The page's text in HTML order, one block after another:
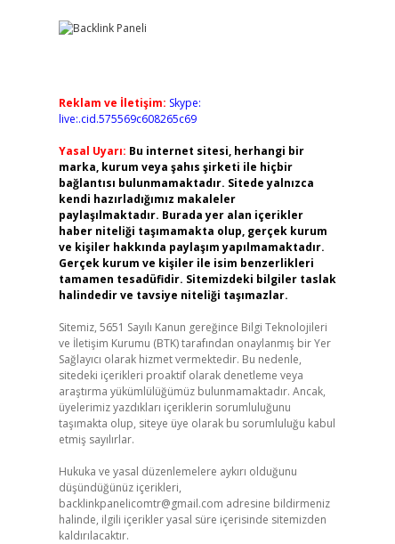
Reklam ve İletişim: Skype:
live:.cid.575569c608265c69
Yasal Uyarı: Bu internet sitesi, herhangi bir
marka, kurum veya şahıs şirketi ile hiçbir
bağlantısı bulunmamaktadır. Sitede yalnızca
kendi hazırladığımız makaleler
paylaşılmaktadır. Burada yer alan içerikler
haber niteliği taşımamakta olup, gerçek kurum
ve kişiler hakkında paylaşım yapılmamaktadır.
Gerçek kurum ve kişiler ile isim benzerlikleri
tamamen tesadüfidir. Sitemizdeki bilgiler taslak
halindedir ve tavsiye niteliği taşımazlar.
Sitemiz, 5651 Sayılı Kanun gereğince Bilgi Teknolojileri
ve İletişim Kurumu (BTK) tarafından onaylanmış bir Yer
Sağlayıcı olarak hizmet vermektedir. Bu nedenle,
sitedeki içerikleri proaktif olarak denetleme veya
araştırma yükümlülüğümüz bulunmamaktadır. Ancak,
üyelerimiz yazdıkları içeriklerin sorumluluğunu
taşımakta olup, siteye üye olarak bu sorumluluğu kabul
etmiş sayılırlar.
Hukuka ve yasal düzenlemelere aykırı olduğunu
düşündüğünüz içerikleri,
backlinkpanelicomtr@gmail.com adresine bildirmeniz
halinde, ilgili içerikler yasal süre içerisinde sitemizden
kaldırılacaktır.